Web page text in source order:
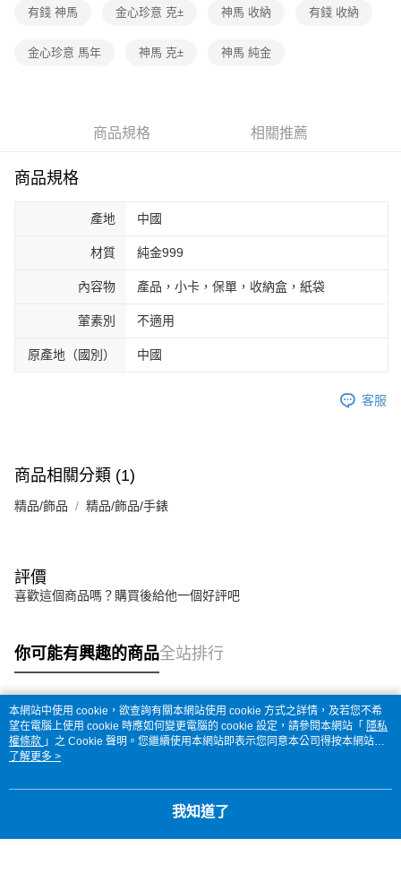
有錢 神馬 金心珍意 克± 神馬 收納 有錢 收納
金心珍意 馬年 神馬 克± 神馬 純金
商品規格 相關推薦
商品規格
產地 中國
材質 純金999
內容物 產品，小卡，保單，收納盒，紙袋
葷素別 不適用
原產地（國別） 中國
客服
商品相關分類 (1)
精品/飾品 精品/飾品/手錶
評價
喜歡這個商品嗎？購買後給他一個好評吧
你可能有興趣的商品全站排行
熱門標籤
本網站中使用 cookie，欲查詢有關本網站使用 cookie 方式之詳情，及若您不希
望在電腦上使用 cookie 時應如何變更電腦的 cookie 設定，請參閱本網站「 隱私
權條款 」之 Cookie 聲明。您繼續使用本網站即表示您同意本公司得按本網站使
用條款之 Cookie 聲明使用 cookie。
了解更多 >
我知道了